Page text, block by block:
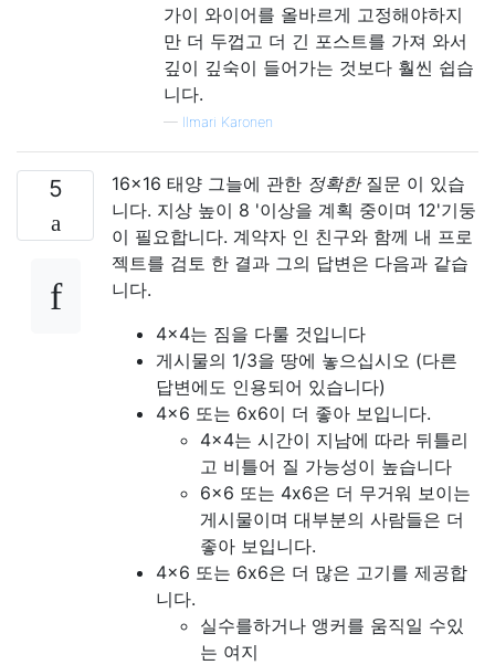
가이 와이어를 올바르게 고정해야하지
만 더 두껍고 더 긴 포스트를 가져 와서
깊이 깊숙이 들어가는 것보다 훨씬 쉽습
니다.
— Ilmari Karonen
5 16x16 태양 그늘에 관한 정확한질문 이 있습
니다. 지상 높이 8 '이상을 계획 중이며 12'기둥
이 필요합니다. 계약자 인 친구와 함께 내 프로
젝트를 검토 한 결과 그의 답변은 다음과 같습
니다.
4x4는 짐을 다룰 것입니다
게시물의 1/3을 땅에 놓으십시오 (다른
답변에도 인용되어 있습니다)
4x6 또는 6x6이 더 좋아 보입니다.
4x4는 시간이 지남에 따라 뒤틀리
고 비틀어 질 가능성이 높습니다
6x6 또는 4x6은 더 무거워 보이는
게시물이며 대부분의 사람들은 더
좋아 보입니다.
4x6 또는 6x6은 더 많은 고기를 제공합
니다.
실수를하거나 앵커를 움직일 수있
는 여지